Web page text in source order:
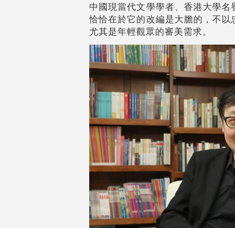
中國現當代文學學者、香港大學
恰恰在於它的改編是大膽的，不
尤其是年輕觀眾的審美需求。